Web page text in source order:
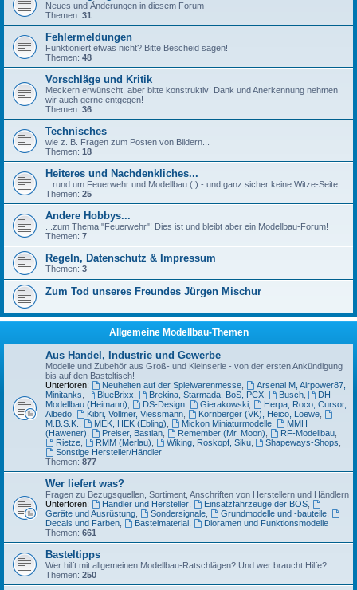
Neues und Änderungen in diesem Forum
Themen: 31
Fehlermeldungen
Funktioniert etwas nicht? Bitte Bescheid sagen!
Themen: 48
Vorschläge und Kritik
Meckern erwünscht, aber bitte konstruktiv! Dank und Anerkennung nehmen
wir auch gerne entgegen!
Themen: 36
Technisches
wie z. B. Fragen zum Posten von Bildern...
Themen: 18
Heiteres und Nachdenkliches...
...rund um Feuerwehr und Modellbau (!) - und ganz sicher keine Witze-Seite
Themen: 25
Andere Hobbys...
...zum Thema "Feuerwehr"! Dies ist und bleibt aber ein Modellbau-Forum!
Themen: 7
Regeln, Datenschutz & Impressum
Themen: 3
Zum Tod unseres Freundes Jürgen Mischur
Allgemeine Modellbau-Themen
Aus Handel, Industrie und Gewerbe
Modelle und Zubehör aus Groß- und Kleinserie - von der ersten Ankündigung
bis auf den Basteltisch!
Unterforen:
Neuheiten auf der Spielwarenmesse,
Arsenal M, Airpower87,
Minitanks
BlueBrixx Brekina, Starmada, BoS, PCX, Busch,
DH
Modellbau (Heimann)
DS-Design, Gierakowski,
Herpa, Roco, Cursor,
Albedo
Kibri, Vollmer, Viessmann, Kornberger (VK), Heico, Loewe,
M.B.S.K.
MEK, HEK (Ebling) Mickon Miniaturmodelle,
MMH
(Hawener)
Preiser, Bastian, Remember (Mr. Moon) RF-Modellbau,
Rietze, RMM (Merlau) Wiking, Roskopf, Siku, Shapeways-Shops
Sonstige Hersteller/Händler
Themen: 877
Wer liefert was?
Fragen zu Bezugsquellen, Sortiment, Anschriften von Herstellern und Händlern
Unterforen:
Händler und Hersteller, Einsatzfahrzeuge der BOS,
Geräte und Ausrüstung
Sondersignale, Grundmodelle und -bauteile,
Decals und Farben
Bastelmaterial,
Dioramen und Funktionsmodelle
Themen: 661
Basteltipps
Wer hilft mit allgemeinen Modellbau-Ratschlägen? Und wer braucht Hilfe?
Themen: 250